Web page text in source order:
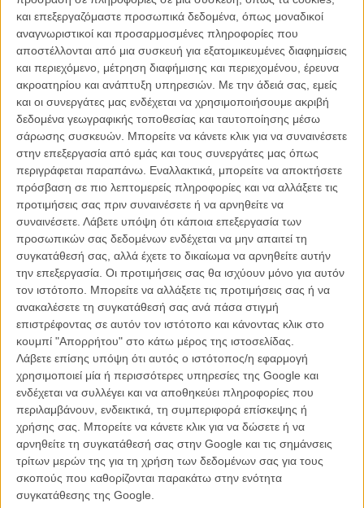
και επεξεργαζόμαστε προσωπικά δεδομένα, όπως μοναδικοί
αναγνωριστικοί και προσαρμοσμένες πληροφορίες που
αποστέλλονται από μια συσκευή για εξατομικευμένες διαφημίσεις
και περιεχόμενο, μέτρηση διαφήμισης και περιεχομένου, έρευνα
ακροατηρίου και ανάπτυξη υπηρεσιών. Με την άδειά σας, εμείς
και οι συνεργάτες μας ενδέχεται να χρησιμοποιήσουμε ακριβή
δεδομένα γεωγραφικής τοποθεσίας και ταυτοποίησης μέσω
σάρωσης συσκευών. Μπορείτε να κάνετε κλικ για να συναινέσετε
στην επεξεργασία από εμάς και τους συνεργάτες μας όπως
περιγράφεται παραπάνω. Εναλλακτικά, μπορείτε να αποκτήσετε
πρόσβαση σε πιο λεπτομερείς πληροφορίες και να αλλάξετε τις
προτιμήσεις σας πριν συναινέσετε ή να αρνηθείτε να
συναινέσετε. Λάβετε υπόψη ότι κάποια επεξεργασία των
προσωπικών σας δεδομένων ενδέχεται να μην απαιτεί τη
συγκατάθεσή σας, αλλά έχετε το δικαίωμα να αρνηθείτε αυτήν
την επεξεργασία. Οι προτιμήσεις σας θα ισχύουν μόνο για αυτόν
τον ιστότοπο. Μπορείτε να αλλάξετε τις προτιμήσεις σας ή να
ανακαλέσετε τη συγκατάθεσή σας ανά πάσα στιγμή
επιστρέφοντας σε αυτόν τον ιστότοπο και κάνοντας κλικ στο
κουμπί "Απορρήτου" στο κάτω μέρος της ιστοσελίδας.
Λάβετε επίσης υπόψη ότι αυτός ο ιστότοπος/η εφαρμογή
χρησιμοποιεί μία ή περισσότερες υπηρεσίες της Google και
ενδέχεται να συλλέγει και να αποθηκεύει πληροφορίες που
περιλαμβάνουν, ενδεικτικά, τη συμπεριφορά επίσκεψης ή
χρήσης σας. Μπορείτε να κάνετε κλικ για να δώσετε ή να
αρνηθείτε τη συγκατάθεσή σας στην Google και τις σημάνσεις
τρίτων μερών της για τη χρήση των δεδομένων σας για τους
σκοπούς που καθορίζονται παρακάτω στην ενότητα
συγκατάθεσης της Google.
όλης της μέρας; Γιατί να μην ονομάσουν την 5η Σεπτεμβρίου «Bill
Murray Day»; Ετσι κι έκαναν: η 5/9 θα είναι αφιερωμένη στο
απαράμιλλο ταλέντο και την μοναδική προσωπικότητα του Μπιλ
Μάρεϊ στη σύγχρονη κωμωδία.
Από τις 10 το πρωί θα ξεκινήσουν οι προβολές στο TIFF Bell
Lightbox, με πρώτη ταινία το «Stripes» («Δυο τρελοί τρελοί
κομάντος», 1981), ενώ θα ακολουθήσουν τα «Η Μέρα της
Μαρμότας» και «Ghostbusters». Η τιμητική μέρα στον Μάρεϊ θα
ολοκληρωθεί μετην πρεμιέρα του «St. Vincent».
«Μακάρι να μπορούσαμε να επαναλαμβάνουμε την Bill Murray Day
αλά ''Μέρα της Μαρμότας''. Ομως ακόμα και για μία μόνο χρονιά, η
Bill Murray Day θα τα σπάσει» δήλωσαν οι διοργανωτές του
Τορόντο.
Και αποκάλυψαν ότι έχουν κι άλλες προσφορές για τους φανς του
Μάρεϊ: 50 άτομα που θα παρακολουθήσουν και τις τρεις ταινίες του
αφιερώματος θα κερδίσουν προσκλήσεις για την επίσημη πρεμιέρα
του «St. Vincent». Φήμες θέλουν τον ίδιο τον Μάρεϊ να ανεβαίνει
στη σκηνή και να συμμετέχει σε Q&A με το κοινό μετά το τέλος της
πρεμιέρας.
To «St. Vincent», σε σκηνοθεσία Τεντ Μέλφι, ακολουθεί ένα 12χρονο
αγόρι που χτίζει μια απρόσμενη, στενή φιλία με τον γείτονά του,
βετεράνο στρατιωτικό, ο οποίος και θα τον μυήσει στον κόσμο της
τράπουλας, του στριπ-τιζ και της αναζήτησης του νοήματος της
ζωής. Στο ρόλο του «γειτόνα» ο Μπιλ Μάρεϊ σε ένα tour de force